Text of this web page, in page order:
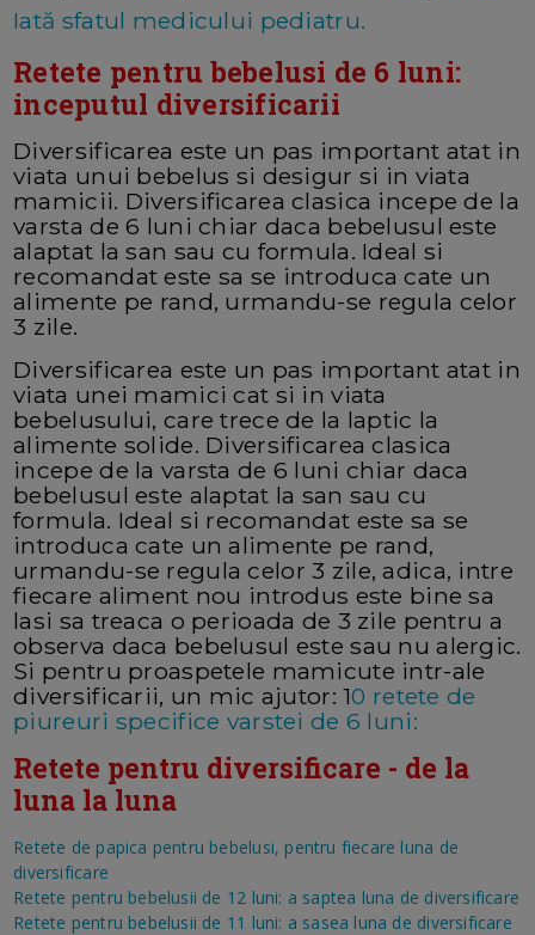
Iată sfatul medicului pediatru.
Retete pentru bebelusi de 6 luni:
inceputul diversificarii
Diversificarea este un pas important atat in
viata unui bebelus si desigur si in viata
mamicii. Diversificarea clasica incepe de la
varsta de 6 luni chiar daca bebelusul este
alaptat la san sau cu formula. Ideal si
recomandat este sa se introduca cate un
alimente pe rand, urmandu-se regula celor
3 zile.
Diversificarea este un pas important atat in
viata unei mamici cat si in viata
bebelusului, care trece de la laptic la
alimente solide. Diversificarea clasica
incepe de la varsta de 6 luni chiar daca
bebelusul este alaptat la san sau cu
formula. Ideal si recomandat este sa se
introduca cate un alimente pe rand,
urmandu-se regula celor 3 zile, adica, intre
fiecare aliment nou introdus este bine sa
lasi sa treaca o perioada de 3 zile pentru a
observa daca bebelusul este sau nu alergic.
Si pentru proaspetele mamicute intr-ale
diversificarii, un mic ajutor: 10 retete de
piureuri specifice varstei de 6 luni:
Retete pentru diversificare - de la
luna la luna
Retete de papica pentru bebelusi, pentru fiecare luna de
diversificare
Retete pentru bebelusii de 12 luni: a saptea luna de diversificare
Retete pentru bebelusii de 11 luni: a sasea luna de diversificare